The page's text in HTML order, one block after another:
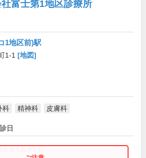
富士第1地区診療所
1地区前)駅
1-1 [地図]
科 精神科 皮膚科
日
せください)